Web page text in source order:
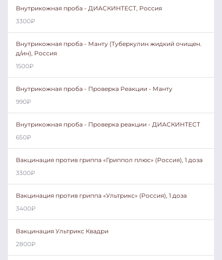
Внутрикожная проба - ДИАСКИНТЕСТ, Россия
3300₽
Внутрикожная проба - Манту (Туберкулин жидкий очищен.
д/ин), Россия
1500₽
Внутрикожная проба - Проверка Реакции - Манту
990₽
Внутрикожная проба - Проверка реакции - ДИАСКИНТЕСТ
650₽
Вакцинация против гриппа «Гриппол плюс» (Россия), 1 доза
3300₽
Вакцинация против гриппа «Ультрикс» (Россия), 1 доза
3400₽
Вакцинация Ультрикс Квадри
2800₽